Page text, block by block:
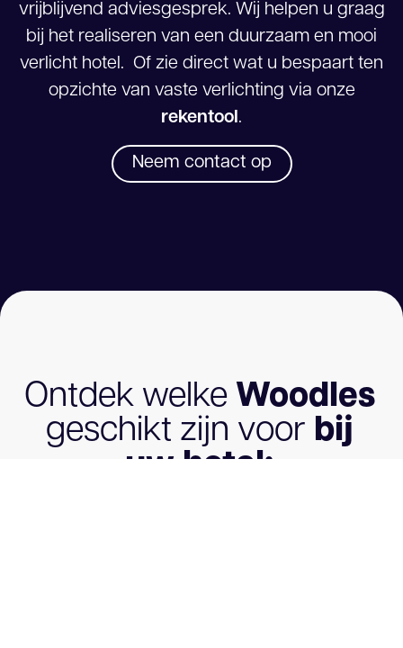
vrijblijvend adviesgesprek. Wij helpen u graag
bij het realiseren van een duurzaam en mooi
verlicht hotel. Of zie direct wat u bespaart ten
opzichte van vaste verlichting via onze
rekentool.
Neem contact op
Ontdek welkeWoodles
geschikt zijn voor bij
uw hotel: